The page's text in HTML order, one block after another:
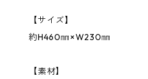
【サイズ】
約H460㎜×W230㎜
【素材】